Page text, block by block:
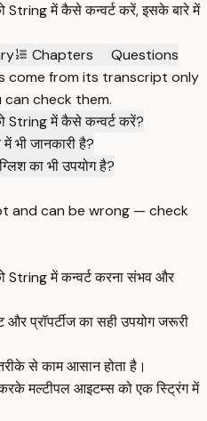
में कैसे कन्वर्ट करें, इसके बारे में
Chapters
Questions
come from its transcript only
check them.
में कैसे कन्वर्ट करें?
भी जानकारी है?
का भी उपयोग है?
and can be wrong — check
में कन्वर्ट करना संभव और
प्रॉपर्टीज का सही उपयोग जरूरी
से काम आसान होता है।
मल्टीपल आइटम्स को एक स्ट्रिंग में